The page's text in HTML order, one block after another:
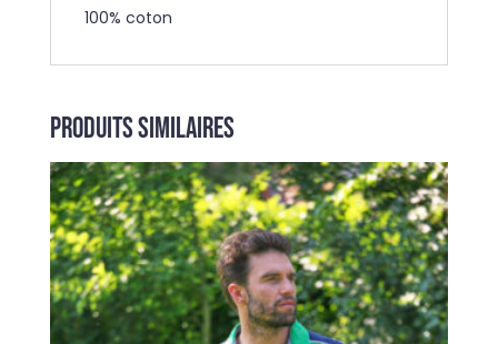
100% coton
Produits similaires